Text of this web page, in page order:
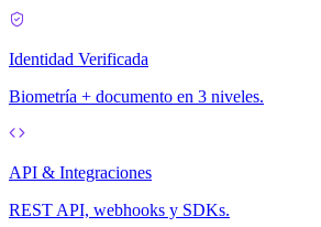
Identidad Verificada
Biometría + documento en 3 niveles.
API & Integraciones
REST API, webhooks y SDKs.